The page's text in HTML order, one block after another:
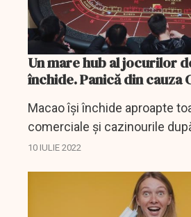
Un mare hub al jocurilor
închide. Panică din cauza
Macao își închide aproapte
comerciale și cazinourile
îmbolnăvirilor cu COVID-19 a
10 IULIE 2022